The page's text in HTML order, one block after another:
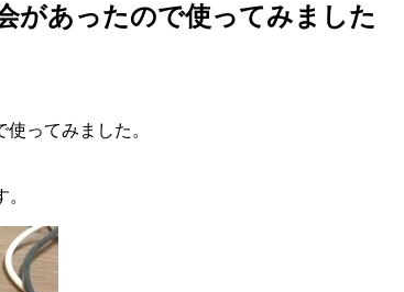
があったので使ってみました
ってみました。